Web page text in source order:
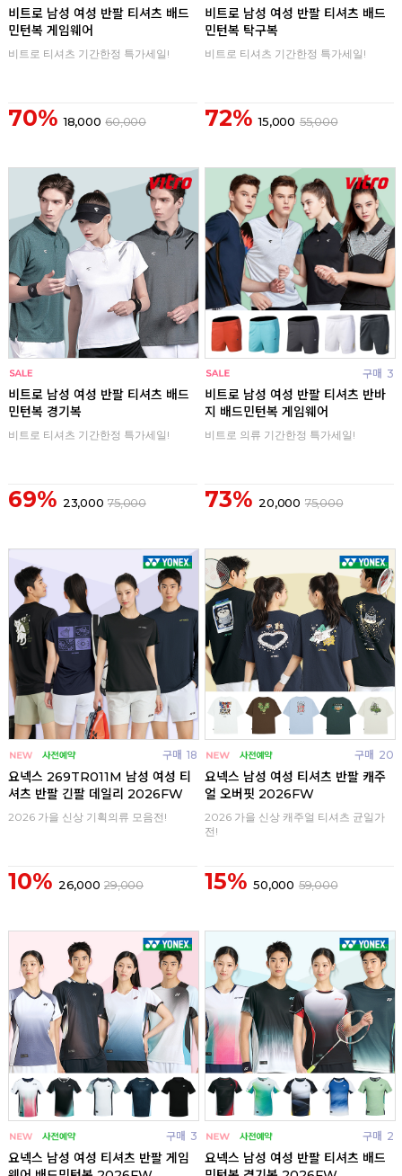
비트로 남성 여성 반팔 티셔츠 배드
민턴복 게임웨어
비트로 티셔츠 기간한정 특가세일!
70% 18,000 60,000
비트로 남성 여성 반팔 티셔츠 배드
민턴복 탁구복
비트로 티셔츠 기간한정 특가세일!
72% 15,000 55,000
비트로 남성 여성 반팔 티셔츠 배드
민턴복 경기복
비트로 티셔츠 기간한정 특가세일!
69% 23,000 75,000
구매 3
비트로 남성 여성 반팔 티셔츠 반바
지 배드민턴복 게임웨어
비트로 의류 기간한정 특가세일!
73% 20,000 75,000
구매 18
요넥스 269TR011M 남성 여성 티
셔츠 반팔 긴팔 데일리 2026FW
2026 가을 신상 기획의류 모음전!
10% 26,000 29,000
구매 20
요넥스 남성 여성 티셔츠 반팔 캐주
얼 오버핏 2026FW
2026 가을 신상 캐주얼 티셔츠 균일가
전!
15% 50,000 59,000
구매 3
요넥스 남성 여성 티셔츠 반팔 게임
구매 2
요넥스 남성 여성 반팔 티셔츠 배드